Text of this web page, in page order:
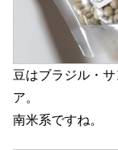
豆はブラジル・
ア。
南米系ですね。